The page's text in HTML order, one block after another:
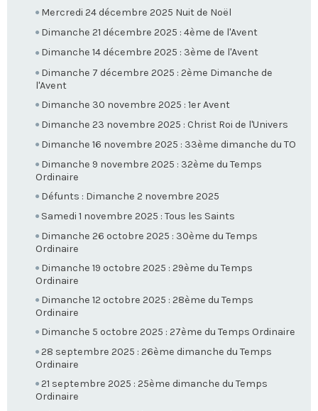
Mercredi 24 décembre 2025 Nuit de Noël
Dimanche 21 décembre 2025 : 4ème de l'Avent
Dimanche 14 décembre 2025 : 3ème de l'Avent
Dimanche 7 décembre 2025 : 2ème Dimanche de
l'Avent
Dimanche 30 novembre 2025 : 1er Avent
Dimanche 23 novembre 2025 : Christ Roi de l'Univers
Dimanche 16 novembre 2025 : 33ème dimanche du TO
Dimanche 9 novembre 2025 : 32ème du Temps
Ordinaire
Défunts : Dimanche 2 novembre 2025
Samedi 1 novembre 2025 : Tous les Saints
Dimanche 26 octobre 2025 : 30ème du Temps
Ordinaire
Dimanche 19 octobre 2025 : 29ème du Temps
Ordinaire
Dimanche 12 octobre 2025 : 28ème du Temps
Ordinaire
Dimanche 5 octobre 2025 : 27ème du Temps Ordinaire
28 septembre 2025 : 26ème dimanche du Temps
Ordinaire
21 septembre 2025 : 25ème dimanche du Temps
Ordinaire